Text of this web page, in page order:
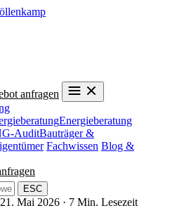
anfragen
Energieberatung
AuditBauträger &
Fachwissen Blog &
ESC
21. Mai 2026 · 7 Min. Lesezeit